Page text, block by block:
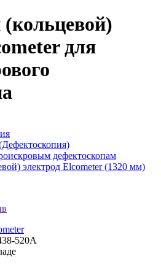
для
дефектоскопам
электрод Elcometer (1320 мм)
520A